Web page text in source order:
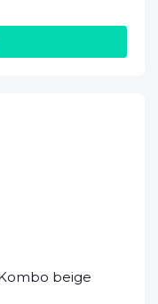
beige